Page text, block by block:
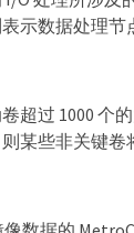
示数据处理
超过 1000 个
某些非关键卷